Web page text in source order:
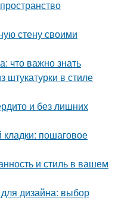
стену своими
что важно знать
штукатурки в стиле
и без лишних
пошаговое
и стиль в вашем
дизайна: выбор